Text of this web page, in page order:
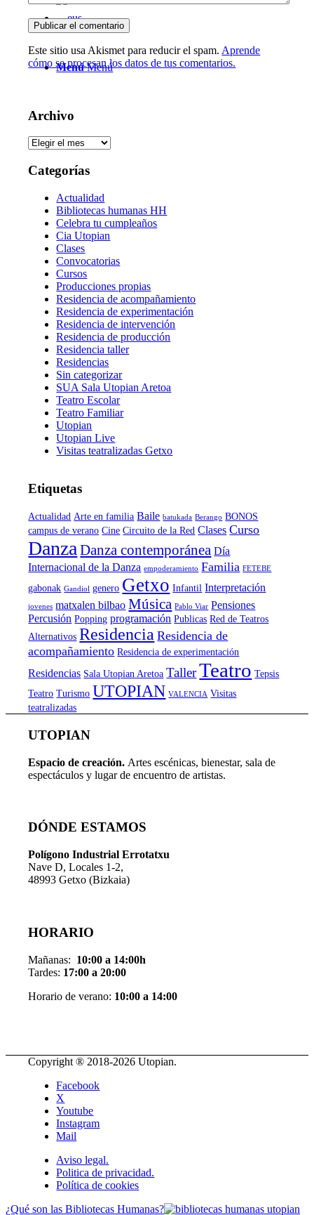
Menú Menú
Este sitio usa Akismet para reducir el spam. Aprende
cómo se procesan los datos de tus comentarios.
Archivo
Archivo
Categorías
Actualidad
Bibliotecas humanas HH
Celebra tu cumpleaños
Cia Utopian
Clases
Convocatorias
Cursos
Producciones propias
Residencia de acompañamiento
Residencia de experimentación
Residencia de intervención
Residencia de producción
Residencia taller
Residencias
Sin categorizar
SUA Sala Utopian Aretoa
Teatro Escolar
Teatro Familiar
Utopian
Utopian Live
Visitas teatralizadas Getxo
Etiquetas
Actualidad Arte en familia Baile batukada Berango BONOS
campus de verano Cine Circuito de la Red Clases Curso
Danza Danza contemporánea Día
Internacional de la Danza empoderamiento Familia FETEBE
gabonak Gandiol genero Getxo Infantil Interpretación
jovenes matxalen bilbao Música Pablo Viar Pensiones
Percusión Popping programación Publicas Red de Teatros
Alternativos Residencia Residencia de
acompañamiento Residencia de experimentación
Residencias Sala Utopian Aretoa TallerTeatro Tepsis
Teatro Turismo UTOPIAN VALENCIA Visitas
teatralizadas
UTOPIAN
Espacio de creación. Artes escénicas, bienestar, sala de
espectáculos y lugar de encuentro de artistas.
DÓNDE ESTAMOS
Polígono Industrial Errotatxu
Nave D, Locales 1-2,
48993 Getxo (Bizkaia)
HORARIO
Mañanas: 10:00 a 14:00h
Tardes: 17:00 a 20:00
Horario de verano: 10:00 a 14:00
Copyright ® 2018-2026 Utopian.
Facebook
X
Youtube
Instagram
Mail
Aviso legal.
Politica de privacidad.
Política de cookies
¿Qué son las Bibliotecas Humanas?